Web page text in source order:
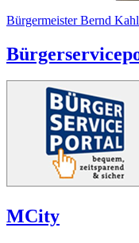
Bürgermeister Bernd
MCity